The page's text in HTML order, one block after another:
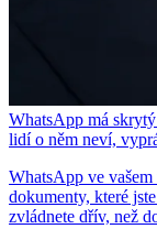
WhatsApp má
lidí o něm neví,
WhatsApp ve
dokumenty, které
zvládnete dřív, než